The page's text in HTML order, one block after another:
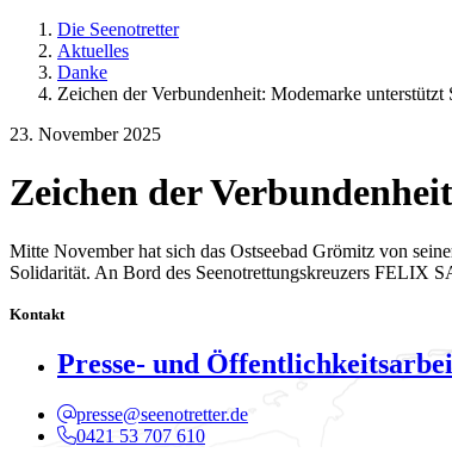
Die Seenotretter
Aktuelles
Danke
Zeichen der Verbundenheit: Modemarke unterstützt
23. November 2025
Zeichen der
Mitte November hat sich das Ostseebad Grömitz von
Solidarität. An Bord des Seenotrettungskreuzers FELIX
Kontakt
Presse- und
presse@seenotretter.de
0421 53 707 610